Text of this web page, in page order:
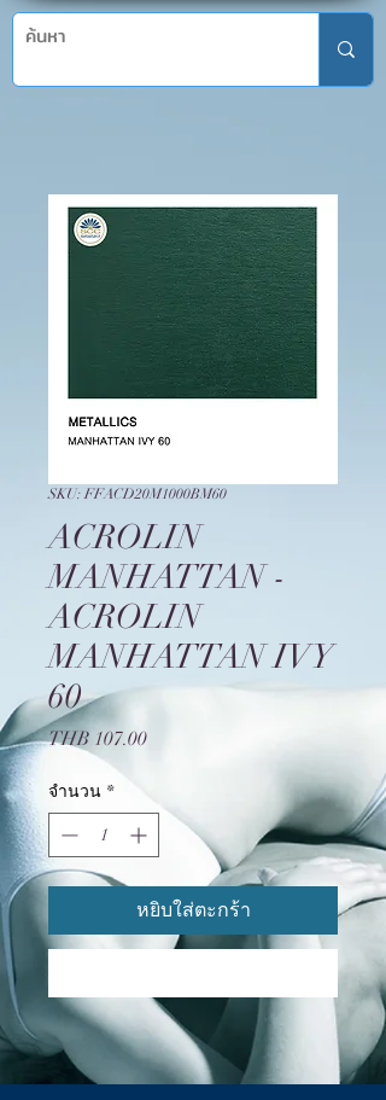
SKU: FFACD20M1000BM60
ACROLIN
MANHATTAN -
ACROLIN
MANHATTAN IVY
60
THB 107.00ราคา
จำนวน *
หยิบใส่ตะกร้า